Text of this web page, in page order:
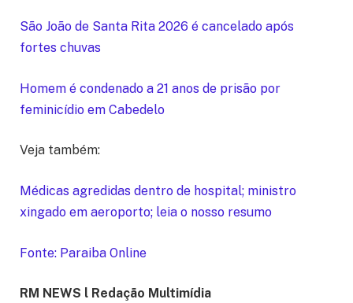
São João de Santa Rita 2026 é cancelado após
fortes chuvas
Homem é condenado a 21 anos de prisão por
feminicídio em Cabedelo
Veja também:
Médicas agredidas dentro de hospital; ministro
xingado em aeroporto; leia o nosso resumo
Fonte: Paraiba Online
RM NEWS l Redação Multimídia